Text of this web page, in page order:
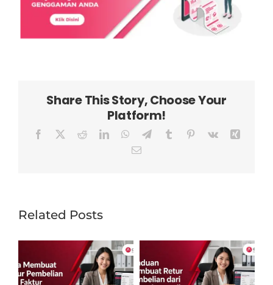
Share This Story, Choose Your
Platform!
Facebook RedditLinkedInWhatsApp
TelegramTumblr Pinterest
Vk
Email
Related Posts